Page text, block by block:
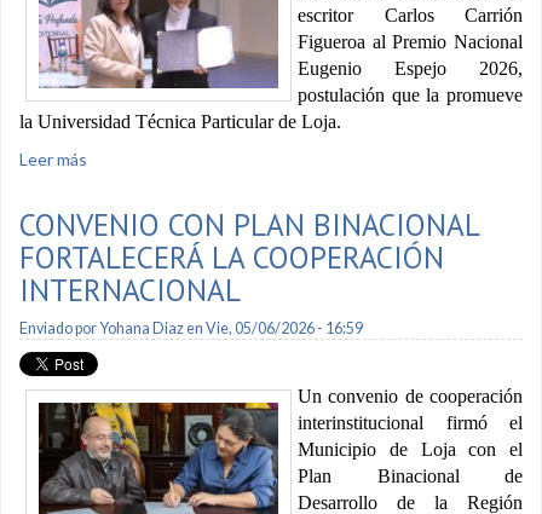
escritor Carlos Carrión
Figueroa al Premio Nacional
Eugenio Espejo 2026,
postulación que la promueve
la Universidad Técnica Particular de Loja.
Leer más
CONVENIO CON PLAN BINACIONAL
FORTALECERÁ LA COOPERACIÓN
INTERNACIONAL
Enviado porYohana Diazen Vie, 05/06/2026 - 16:59
Un convenio de cooperación
interinstitucional firmó el
Municipio de Loja con el
Plan Binacional de
Desarrollo de la Región